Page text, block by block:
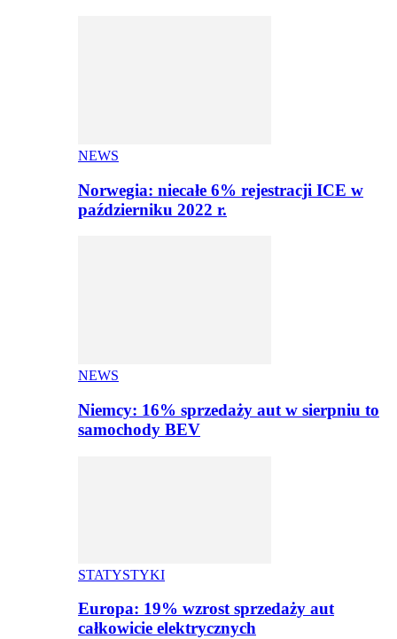
NEWS
Norwegia: niecałe 6% rejestracji ICE w
październiku 2022 r.
NEWS
Niemcy: 16% sprzedaży aut w sierpniu to
samochody BEV
STATYSTYKI
Europa: 19% wzrost sprzedaży aut
całkowicie elektrycznych